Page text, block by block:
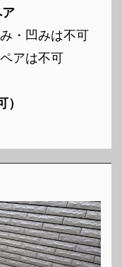
・凹みは不可
アは不可